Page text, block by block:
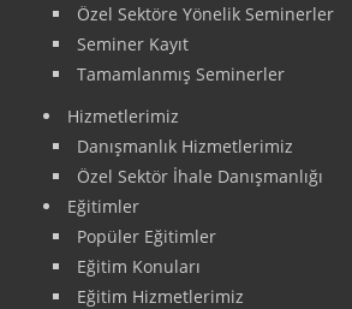
Özel Sektöre Yönelik Seminerler
Seminer Kayıt
Tamamlanmış Seminerler
Hizmetlerimiz
Danışmanlık Hizmetlerimiz
Özel Sektör İhale Danışmanlığı
Eğitimler
Popüler Eğitimler
Eğitim Konuları
Eğitim Hizmetlerimiz